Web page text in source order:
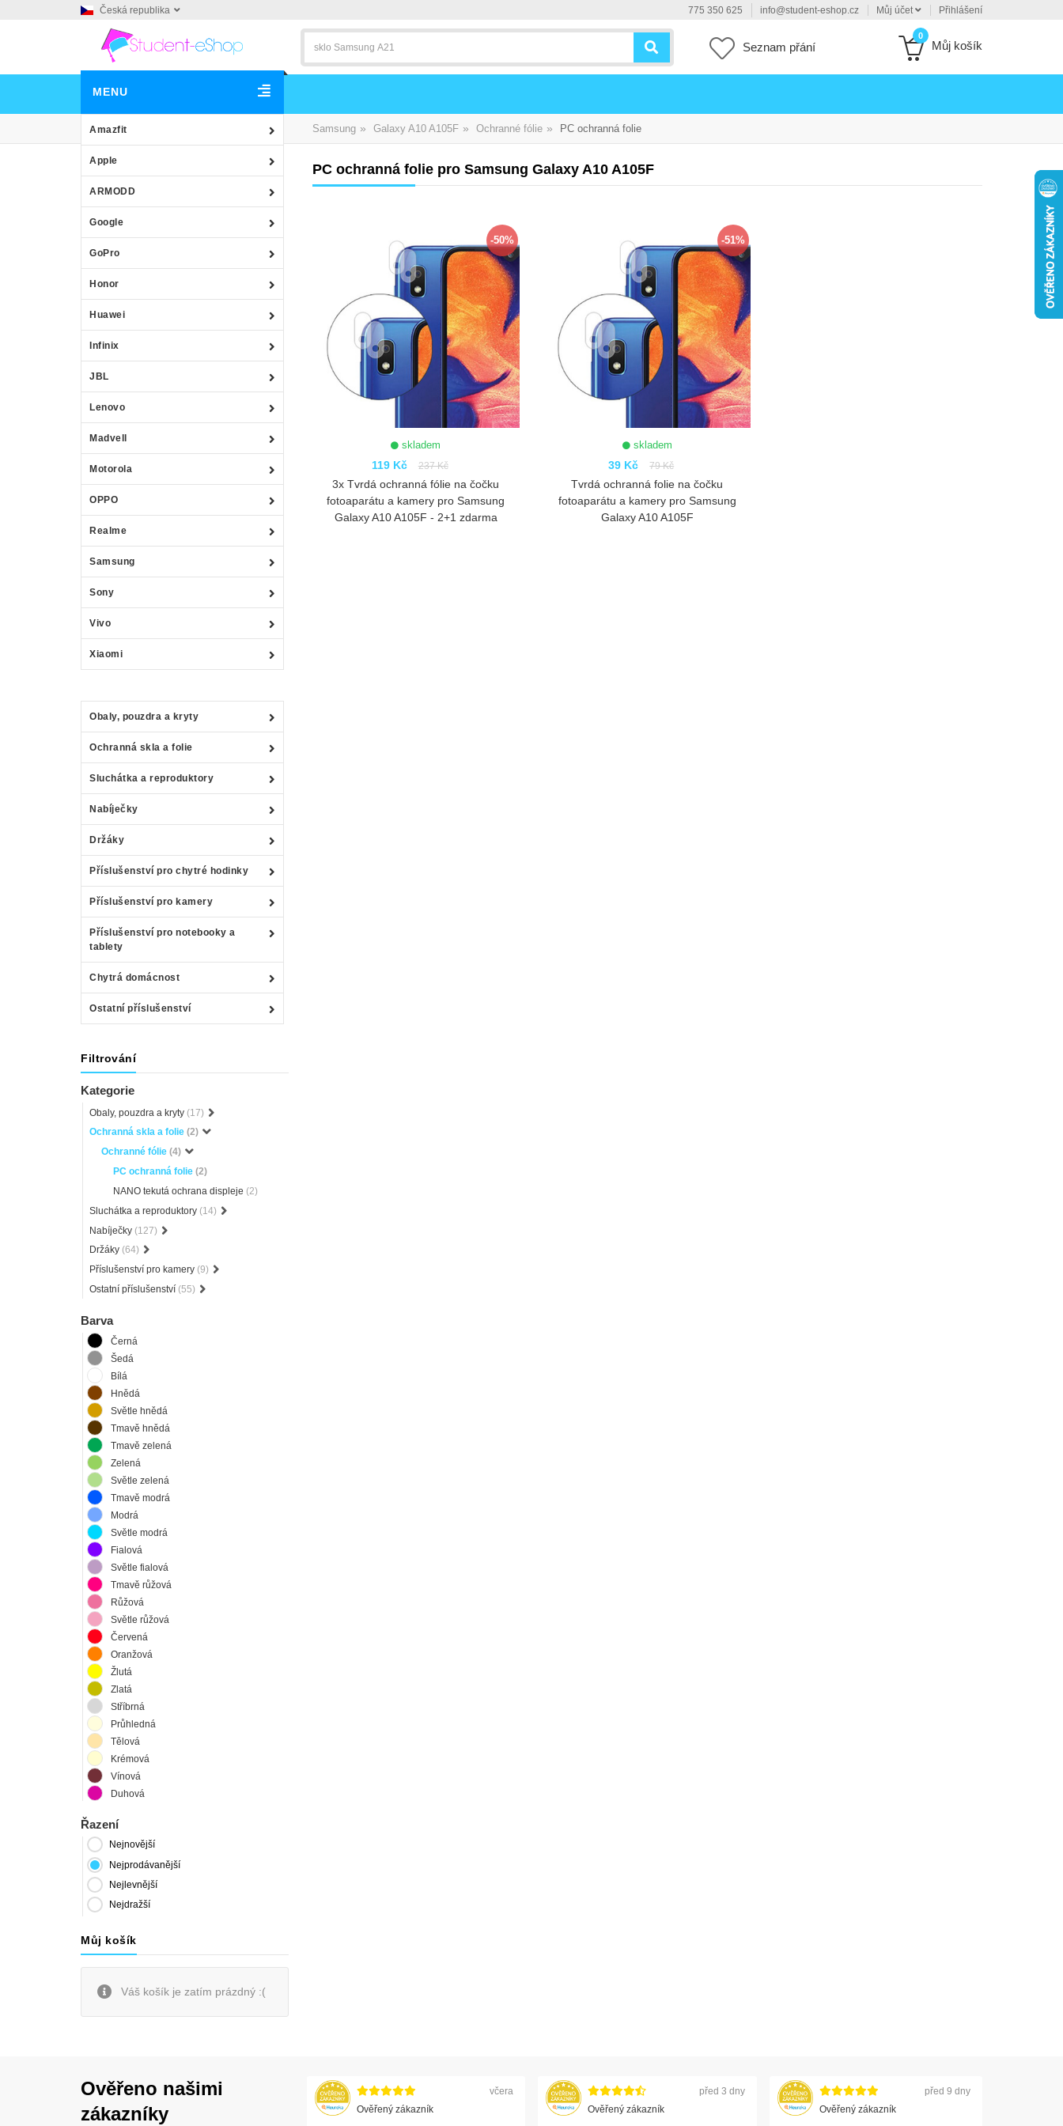
Česká republika 775 350 625 info@student-eshop.cz Můj účet Přihlášení
Seznam přání
0
Můj košík
MENU
Amazfit
Apple
ARMODD
Google
GoPro
Honor
Huawei
Infinix
JBL
Lenovo
Madvell
Motorola
OPPO
Realme
Samsung
Sony
Vivo
Xiaomi
Obaly, pouzdra a kryty
Ochranná skla a folie
Sluchátka a reproduktory
Nabíječky
Držáky
Příslušenství pro chytré hodinky
Příslušenství pro kamery
Příslušenství pro notebooky a
tablety
Chytrá domácnost
Ostatní příslušenství
Samsung » Galaxy A10 A105F » Ochranné fólie » PC ochranná folie
Filtrování
Kategorie
Obaly, pouzdra a kryty (17)
Ochranná skla a folie (2)
Ochranné fólie (4)
PC ochranná folie (2)
NANO tekutá ochrana displeje (2)
Sluchátka a reproduktory (14)
Nabíječky (127)
Držáky (64)
Příslušenství pro kamery (9)
Ostatní příslušenství (55)
Barva
Černá
Šedá
Bílá
Hnědá
Světle hnědá
Tmavě hnědá
Tmavě zelená
Zelená
Světle zelená
Tmavě modrá
Modrá
Světle modrá
Fialová
Světle fialová
Tmavě růžová
Růžová
Světle růžová
Červená
Oranžová
Žlutá
Zlatá
Stříbrná
Průhledná
Tělová
Krémová
Vínová
Duhová
Řazení
Nejnovější
Nejprodávanější
Nejlevnější
Nejdražší
Můj košík
Váš košík je zatím prázdný :(
PC ochranná folie pro Samsung Galaxy A10 A105F
-50%
skladem
119 Kč 237 Kč
3x Tvrdá ochranná fólie na čočku
fotoaparátu a kamery pro Samsung
Galaxy A10 A105F - 2+1 zdarma
-51%
skladem
39 Kč 79 Kč
Tvrdá ochranná folie na čočku
fotoaparátu a kamery pro Samsung
Galaxy A10 A105F
Ověřeno našimi
zákazníky
včera
Ověřený zákazník
před 3 dny
Ověřený zákazník
před 9 dny
Ověřený zákazník